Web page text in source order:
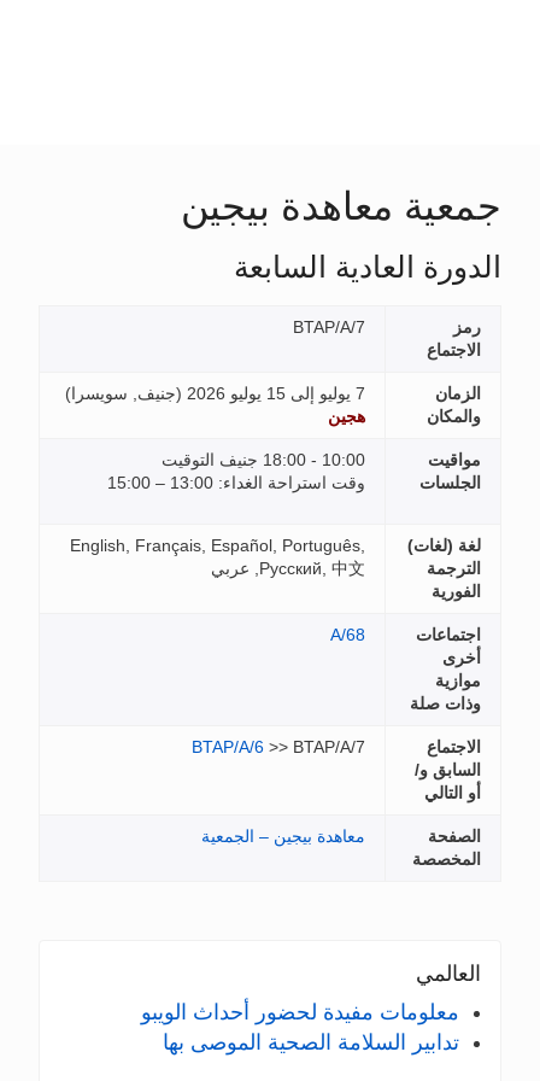
جمعية معاهدة بيجين
الدورة العادية السابعة
رمز
الاجتماع
BTAP/A/7
الزمان
والمكان
7 يوليو إلى 15 يوليو 2026 ( جنيف, سويسرا)
هجين
مواقيت
الجلسات
10:00 - 18:00 جنيف التوقيت
وقت استراحة الغداء: 13:00 – 15:00
لغة (لغات)
الترجمة
الفورية
English, Français, Español, Português,
Русский, 中文, عربي
اجتماعات
أخرى
موازية
وذات صلة
A/68
الاجتماع
السابق و/
أو التالي
BTAP/A/6 >> BTAP/A/7
الصفحة
المخصصة
معاهدة بيجين – الجمعية
العالمي
معلومات مفيدة لحضور أحداث الويبو
تدابير السلامة الصحية الموصى بها